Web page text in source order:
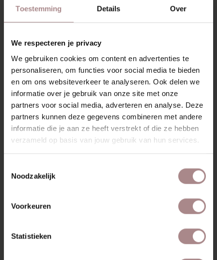
Toestemming Details Over
We respecteren je privacy
We gebruiken cookies om content en advertenties te
personaliseren, om functies voor social media te bieden
en om ons websiteverkeer te analyseren. Ook delen we
informatie over je gebruik van onze site met onze
partners voor social media, adverteren en analyse. Deze
partners kunnen deze gegevens combineren met andere
informatie die je aan ze heeft verstrekt of die ze hebben
verzameld op basis van jouw gebruik van hun services.
Noodzakelijk
Voorkeuren
Statistieken
SINNI COUNTER BARSTOEL | WALNOOT